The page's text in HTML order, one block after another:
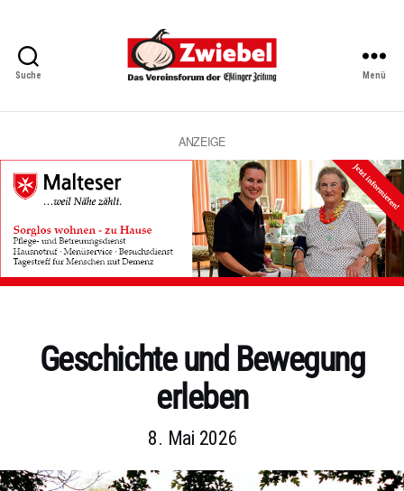
Suche
Vereinsforum
Eßlinger
Zeitung
Menü
ANZEIGE
Kategorien
Geschichte und Bewegung
erleben
8. Mai 2026